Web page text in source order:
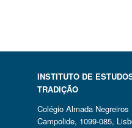
INSTITUTO DE
TRADIÇÃO
Colégio Almada
Campolide, 1099-085,